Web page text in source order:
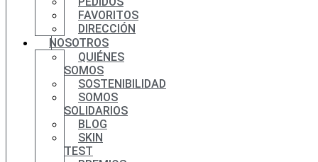
FAVORITOS
DIRECCIÓN
NOSOTROS
QUIÉNES
SOMOS
SOSTENIBILIDAD
SOMOS
SOLIDARIOS
BLOG
SKIN
TEST